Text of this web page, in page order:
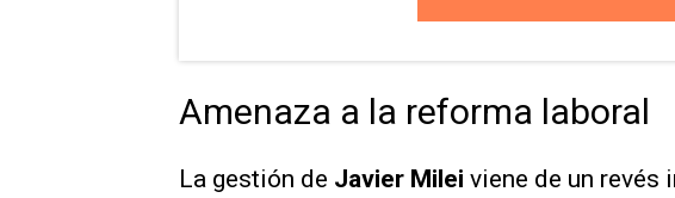
Amenaza a la reforma laboral
La gestión de Javier Milei viene de un revés